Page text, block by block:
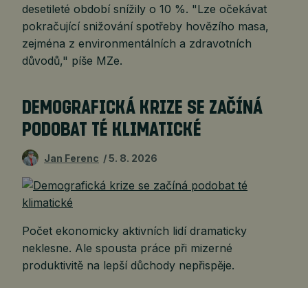
desetileté období snížily o 10 %. "Lze očekávat
pokračující snižování spotřeby hovězího masa,
zejména z environmentálních a zdravotních
důvodů," píše MZe.
DEMOGRAFICKÁ KRIZE SE ZAČÍNÁ
PODOBAT TÉ KLIMATICKÉ
Jan Ferenc 5. 8. 2026
Počet ekonomicky aktivních lidí dramaticky
neklesne. Ale spousta práce při mizerné
produktivitě na lepší důchody nepřispěje.